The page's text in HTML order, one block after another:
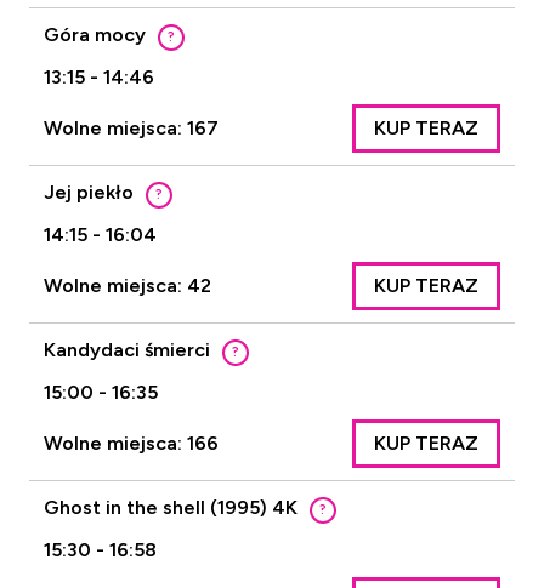
Góra mocy ?
13:15 - 14:46
Wolne miejsca: 167 KUP TERAZ
Jej piekło ?
14:15 - 16:04
Wolne miejsca: 42 KUP TERAZ
Kandydaci śmierci ?
15:00 - 16:35
Wolne miejsca: 166 KUP TERAZ
Ghost in the shell (1995) 4K ?
15:30 - 16:58